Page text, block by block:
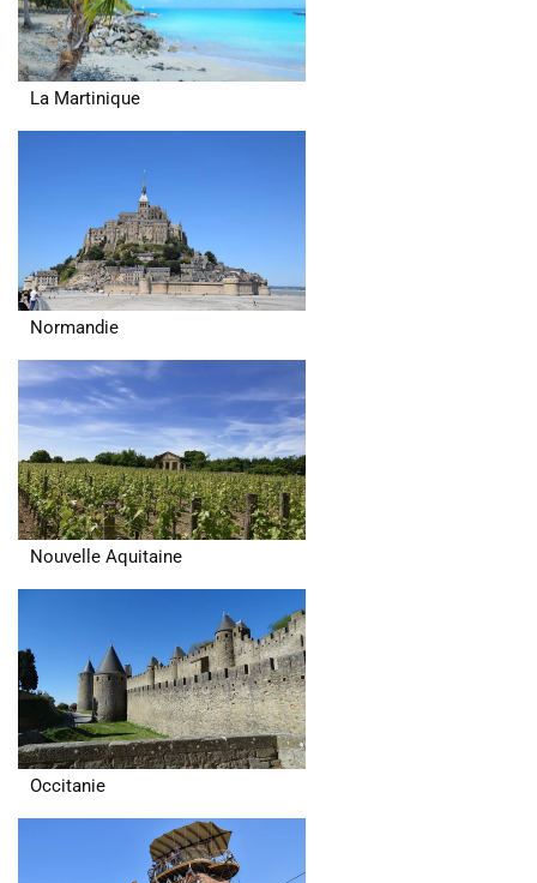
La Martinique
Normandie
Nouvelle Aquitaine
Occitanie